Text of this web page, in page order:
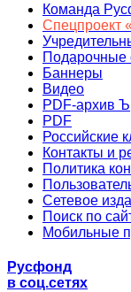
Команда
Спецпроект
Подарочные
Баннеры
Видео
PDF-архив Ъ
PDF
Российские
Контакты и
Политика
Сетевое
Поиск по
Мобильные
Русфонд
в соц.сетях